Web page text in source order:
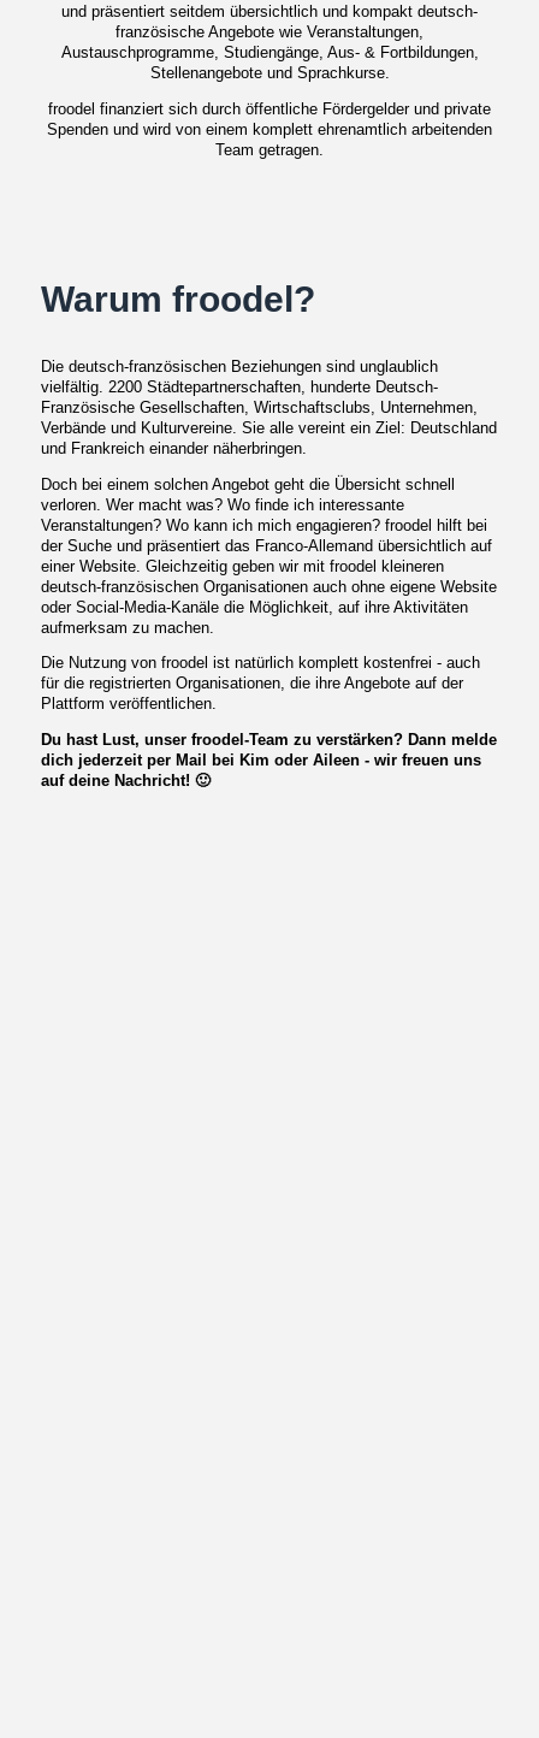
und präsentiert seitdem übersichtlich und kompakt deutsch-
französische Angebote wie Veranstaltungen,
Austauschprogramme, Studiengänge, Aus- & Fortbildungen,
Stellenangebote und Sprachkurse.
froodel finanziert sich durch öffentliche Fördergelder und private
Spenden und wird von einem komplett ehrenamtlich arbeitenden
Team getragen.
Warum froodel?
Die deutsch-französischen Beziehungen sind unglaublich
vielfältig. 2200 Städtepartnerschaften, hunderte Deutsch-
Französische Gesellschaften, Wirtschaftsclubs, Unternehmen,
Verbände und Kulturvereine. Sie alle vereint ein Ziel: Deutschland
und Frankreich einander näherbringen.
Doch bei einem solchen Angebot geht die Übersicht schnell
verloren. Wer macht was? Wo finde ich interessante
Veranstaltungen? Wo kann ich mich engagieren? froodel hilft bei
der Suche und präsentiert das Franco-Allemand übersichtlich auf
einer Website. Gleichzeitig geben wir mit froodel kleineren
deutsch-französischen Organisationen auch ohne eigene Website
oder Social-Media-Kanäle die Möglichkeit, auf ihre Aktivitäten
aufmerksam zu machen.
Die Nutzung von froodel ist natürlich komplett kostenfrei - auch
für die registrierten Organisationen, die ihre Angebote auf der
Plattform veröffentlichen.
Du hast Lust, unser froodel-Team zu verstärken? Dann melde
dich jederzeit per Mail bei Kim oder Aileen - wir freuen uns
auf deine Nachricht! 🙂